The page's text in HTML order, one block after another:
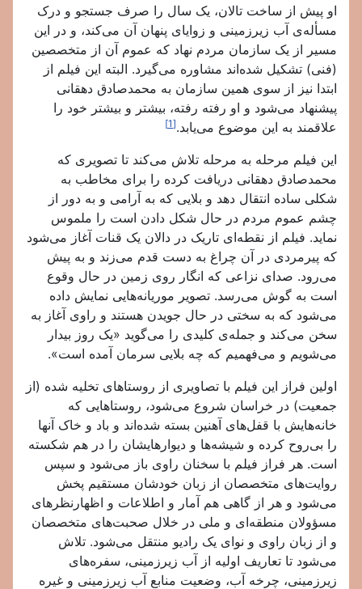
او پیش از ساخت تالان، یک سال را صرف جستجو و درک
مسأله‌ی آب زیرزمینی و زوایای پنهان آن می‌کند، و در این
مسیر از یک سازمان مردم نهاد که عموم آن از متخصصین
(فنی) تشکیل شده‌اند مشاوره می‌گیرد. البته این فیلم از
ابتدا نیز از سوی همین سازمان به محمدصادق دهقانی
پیشنهاد می‌شود و او رفته رفته، بیشتر و بیشتر خود را
علاقمند به این موضوع می‌یابد.[1]
این فیلم مرحله به مرحله تلاش می‌کند تا تصویری که
محمدصادق دهقانی دریافت کرده را برای مخاطب به
شکلی ساده انتقال دهد و بلایی که به آرامی و به دور از
چشم عموم مردم در حال شکل دادن است را ملموس
نماید. فیلم از نقطه‌ای تاریک در دالان یک قنات آغاز می‌شود
که پیرمردی در آن چراغ به دست قدم می‌زند و به پیش
می‌رود. صدای نزاعی که انگار روی زمین در حال وقوع
است به گوش می‌رسد. تصویر موریانه‌هایی نمایش داده
می‌شود که به سختی در حال جویدن هستند و راوی آغاز به
سخن می‌کند و جمله‌ی کلیدی را می‌گوید «یک روز بیدار
می‌شویم و می‌فهمیم که چه بلایی سرمان آمده است».
اولین فراز این فیلم با تصاویری از روستاهای تخلیه شده (از
جمعیت) در خراسان شروع می‌شود، روستاهایی که
خانه‌هایش با قفل‌های آهنین بسته شده‌اند و باد و خاک آنها
را بی‌روح کرده و شیشه‌ها و دیوارهایشان را در هم شکسته
است. هر فراز فیلم با سخنان راوی باز می‌شود و سپس
روایت‌های متخصصان از زبان خودشان مستقیم پخش
می‌شود و هر از گاهی هم آمار و اطلاعات و اظهارنظرهای
مسؤولان منطقه‌ای و ملی در خلال صحبت‌های متخصصان
و از زبان راوی و نوای یک رادیو منتقل می‌شود. تلاش
می‌شود تا تعاریف اولیه از آب زیرزمینی، سفره‌های
زیرزمینی، چرخه آب، وضعیت منابع آب زیرزمینی و غیره